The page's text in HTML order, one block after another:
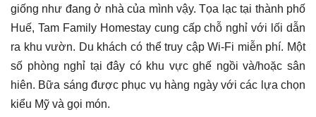
giống như đang ở nhà của mình vậy. Tọa lạc tại thành phố
Huế, Tam Family Homestay cung cấp chỗ nghỉ với lối dẫn
ra khu vườn. Du khách có thể truy cập Wi-Fi miễn phí. Một
số phòng nghỉ tại đây có khu vực ghế ngồi và/hoặc sân
hiên. Bữa sáng được phục vụ hàng ngày với các lựa chọn
kiểu Mỹ và gọi món.